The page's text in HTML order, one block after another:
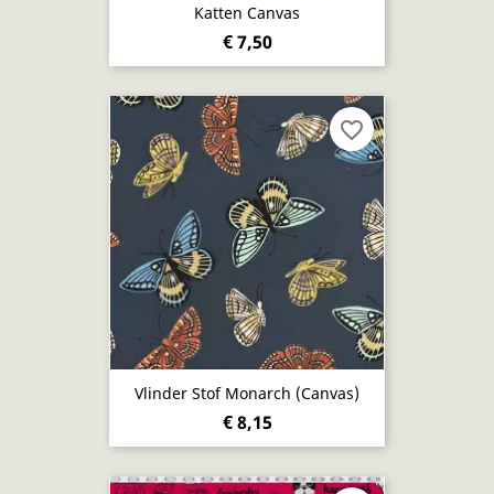
Katten Canvas
€ 7,50
Vlinder Stof Monarch (Canvas)
€ 8,15
favorite_border